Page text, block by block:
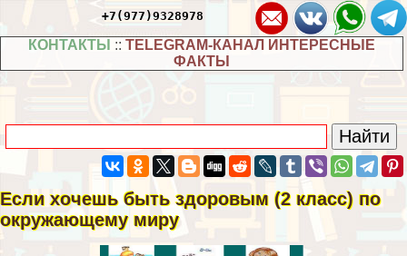
+7(977)9328978
КОНТАКТЫ :: TELEGRAM-КАНАЛ ИНТЕРЕСНЫЕ
ФАКТЫ
Если хочешь быть здоровым (2 класс) по
окружающему миру